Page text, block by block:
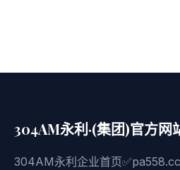
304AM永利·(集团)官方网
304AM永利企业首页